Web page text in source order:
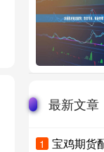
最新文章
1 宝鸡期货